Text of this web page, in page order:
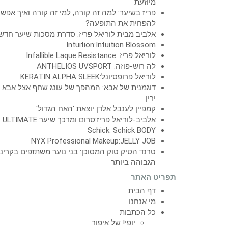
מיוזעת
פריז בשיער: למה זה קורה, למי זה קורה ואיך
להפחית את התופעה?
אלביב מבית לוריאל פריז: סדרת מסכות שיער
Intuition:Intuition Blossom
לוריאל פריז: Infallible Laque Resistance
לה רוש-פוזה: ANTHELIOS UVSPORT
לוריאל פרופסיונל:KERATIN ALPHA SLEEK
דוגמנית של אבא: המהפך של עונג שחף אצל אבא
ירין
קמפיין לענבל אלדן יוצאת 'האח הגדול'
אלביב-לוריאל פריז:סרום ומרכך שיער ULTIMATE
Schick: Schick BODY
NYX Professional Makeup:JELLY JOB
טרנד הטיק טוק המסוכן: בני נוער משתזפים
הגבוהה ביותר
תפריט האתר
דף הבית
מי אנחנו
כל הכתבות
יופי! של איפור